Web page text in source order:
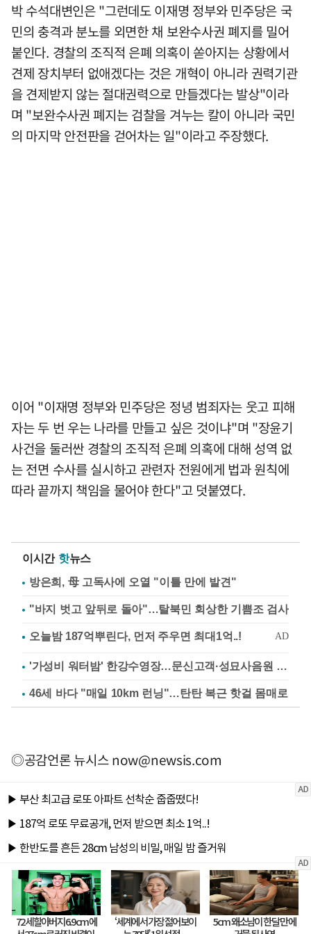
박 수석대변인은 "그런데도 이재명 정부와 민주당은 국
민의 충격과 분노를 외면한 채 보완수사권 폐지를 밀어
붙인다. 경찰의 조직적 은폐 의혹이 쏟아지는 상황에서
견제 장치부터 없애겠다는 것은 개혁이 아니라 권력기관
을 견제받지 않는 절대권력으로 만들겠다는 발상"이라
며 "보완수사권 폐지는 검찰을 겨누는 칼이 아니라 국민
의 마지막 안전판을 걷어차는 일"이라고 주장했다.
이어 "이재명 정부와 민주당은 정녕 범죄자는 웃고 피해
자는 두 번 우는 나라를 만들고 싶은 것이냐"며 "장윤기
사건을 둘러싼 경찰의 조직적 은폐 의혹에 대해 성역 없
는 전면 수사를 실시하고 관련자 전원에게 법과 원칙에
따라 끝까지 책임을 물어야 한다"고 덧붙였다.
이시간 핫뉴스
방은희, 母 고독사에 오열 "이틀 만에 발견"
"바지 벗고 앞뒤로 돌아"…탈북민 회상한 기쁨조 검사
'가성비 워터밤' 한강수영장…문신고객·성묘사음원 민원
46세 바다 "매일 10km 런닝"…탄탄 복근 핫걸 몸매로
◎공감언론 뉴시스now@newsis.com